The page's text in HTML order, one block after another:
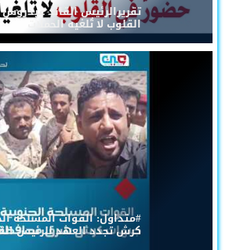
تقريرالرئيس القائد
القلوب لا تُلغيه الحملات
#متداول: القوات المسلحة
كرش تجدد العهد للرئيس